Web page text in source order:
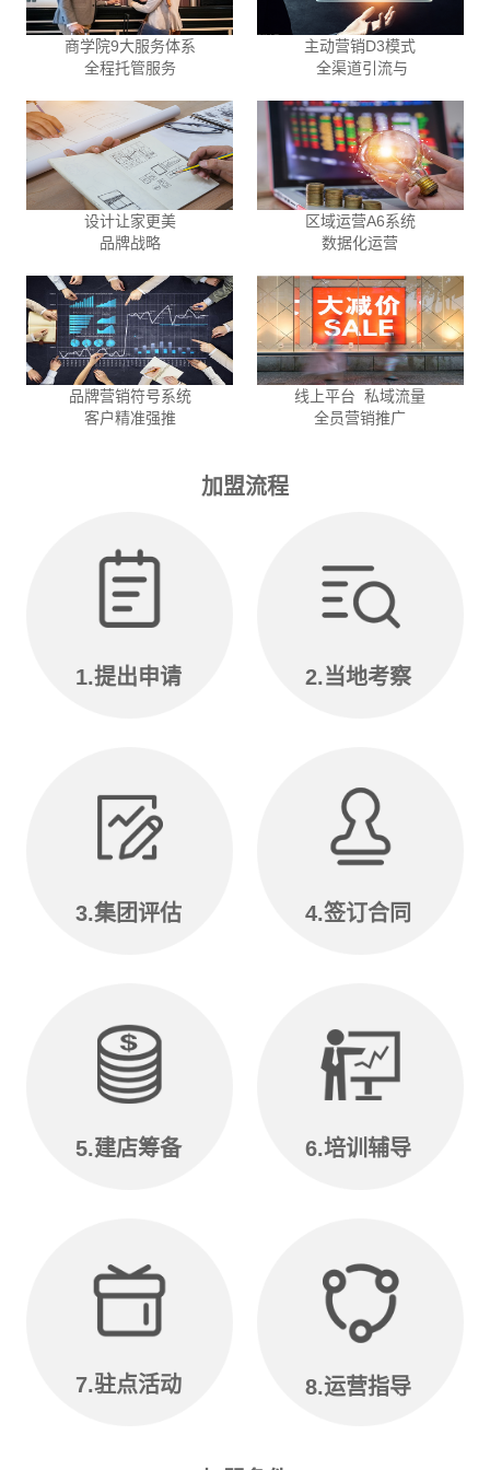
商学院9大服务体系
全程托管服务
主动营销D3模式
全渠道引流与
设计让家更美
品牌战略
区域运营A6系统
数据化运营
品牌营销符号系统
客户精准强推
线上平台 私域流量
全员营销推广
加盟流程
1.提出申请 2.当地考察
3.集团评估 4.签订合同
5.建店筹备 6.培训辅导
7.驻点活动 8.运营指导